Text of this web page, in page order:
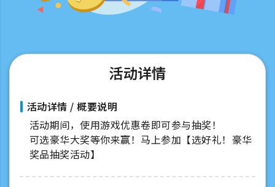
活动详情
活动详情 / 概要说明
活动期间，使用游戏优惠卷即可参与抽奖！
可选豪华大奖等你来赢！马上参加【选好礼！豪华
奖品抽奖活动】